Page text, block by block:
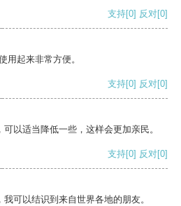
支持[0] 反对[0]
用起来非常方便。
支持[0] 反对[0]
以适当降低一些，这样会更加亲民。
支持[0] 反对[0]
可以结识到来自世界各地的朋友。